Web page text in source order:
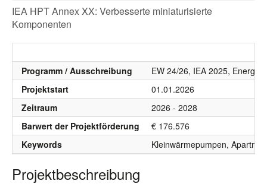
IEA HPT Annex XX: Verbesserte miniaturisierte
Komponenten
Programm / Ausschreibung
EW 24/26, IEA 2025,
Projektstart
01.01.2026
Zeitraum
2026 - 2028
Barwert der Projektförderung
€ 176.576
Keywords
Kleinwärmepumpen,
Projektbeschreibung